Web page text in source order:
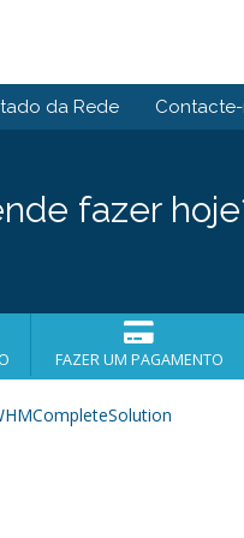
da Rede
fazer
FAZER UM PAGAMENTO